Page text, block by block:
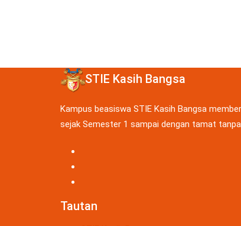
STIE Kasih Bangsa
Kampus beasiswa STIE Kasih Bangsa
sejak Semester 1 sampai dengan tamat
Tautan